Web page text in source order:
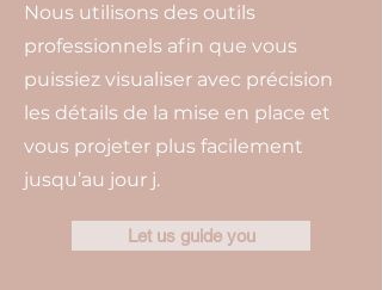
Nous utilisons des outils
professionnels afin que vous
puissiez visualiser avec précision
les détails de la mise en place et
vous projeter plus facilement
jusqu’au jour j.
Let us guide you